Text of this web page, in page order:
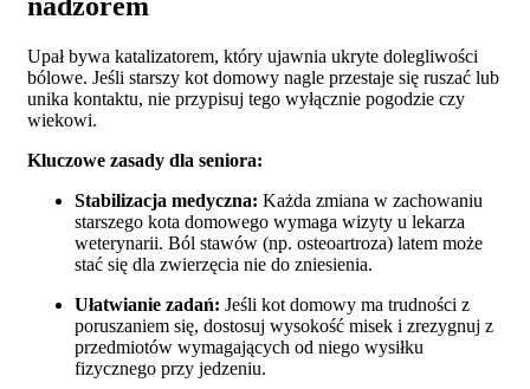
Upał bywa katalizatorem, który ujawnia ukryte dolegliwości
bólowe. Jeśli starszy kot domowy nagle przestaje się ruszać lub
unika kontaktu, nie przypisuj tego wyłącznie pogodzie czy
wiekowi.
Kluczowe zasady dla seniora:
Stabilizacja medyczna: Każda zmiana w zachowaniu
starszego kota domowego wymaga wizyty u lekarza
weterynarii. Ból stawów (np. osteoartroza) latem może
stać się dla zwierzęcia nie do zniesienia.
Ułatwianie zadań: Jeśli kot domowy ma trudności z
poruszaniem się, dostosuj wysokość misek i zrezygnuj z
przedmiotów wymagających od niego wysiłku
fizycznego przy jedzeniu.